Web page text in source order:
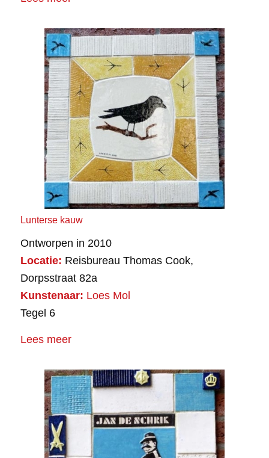
Lunterse kauw
Ontworpen in 2010
Locatie: Reisbureau Thomas Cook,
Dorpsstraat 82a
Kunstenaar: Loes Mol
Tegel 6
Lees meer